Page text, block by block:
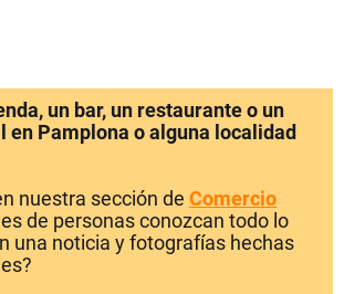
un bar, un restaurante o un
en Pamplona o alguna localidad
nuestra sección de Comercio
de personas conozcan todo lo
una noticia y fotografías hechas